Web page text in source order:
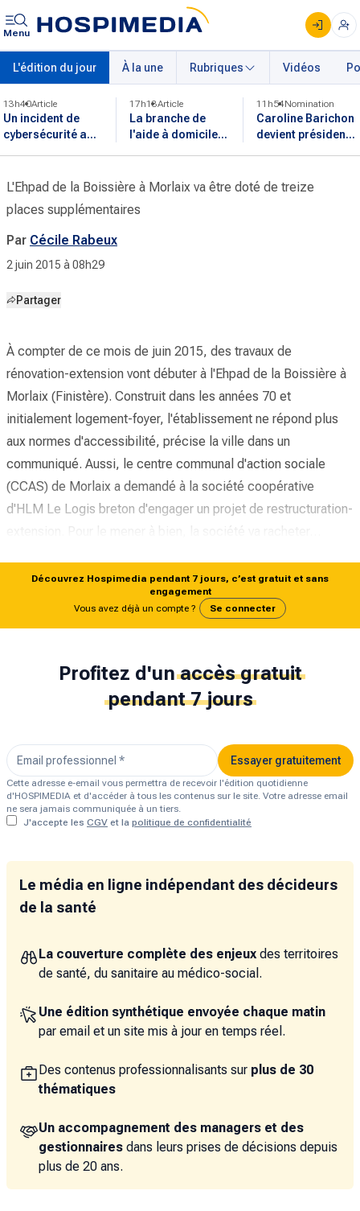
Menu
L'édition du jour À la une Rubriques Vidéos
13h40Article
Un incident de
cybersécurité a
administratives
17h13Article
La branche de
l'aide à domicile
parcours
11h54Nomination
Caroline Barichon
devient présidente
médecine
L'Ehpad de la Boissière à Morlaix va être doté de treize
places supplémentaires
Par Cécile Rabeux
2 juin 2015 à 08h29
Partager
À compter de ce mois de juin 2015, des travaux de
rénovation-extension vont débuter à l'Ehpad de la Boissière à
Morlaix (Finistère). Construit dans les années 70 et
initialement logement-foyer, l'établissement ne répond plus
aux normes d'accessibilité, précise la ville dans un
communiqué. Aussi, le centre communal d'action sociale
(CCAS) de Morlaix a demandé à la société coopérative
d'HLM Le Logis breton d'engager un projet de restructuration-
Découvrez Hospimedia pendant 7 jours, c’est gratuit et sans
engagement
Vous avez déjà un compte ?
Se connecter
Profitez d'un accès gratuit
pendant 7 jours
Essayer gratuitement
Cette adresse e-email vous permettra de recevoir l'édition quotidienne
d'HOSPIMEDIA et d'accéder à tous les contenus sur le site. Votre adresse email
ne sera jamais communiquée à un tiers.
J'accepte les CGV et la politique de confidentialité
Le média en ligne indépendant des décideurs
de la santé
La couverture complète des enjeuxdes territoires
de santé, du sanitaire au médico-social.
Une édition synthétique envoyée chaque matin
par email et un site mis à jour en temps réel.
Des contenus professionnalisants sur plus de 30
thématiques
Un accompagnement des managers et des
gestionnaires dans leurs prises de décisions depuis
plus de 20 ans.